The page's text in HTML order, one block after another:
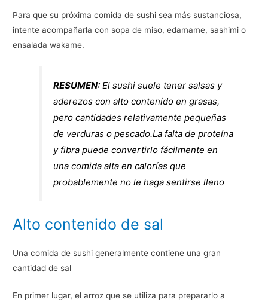
Para que su próxima comida de sushi sea más sustanciosa,
intente acompañarla con sopa de miso, edamame, sashimi o
ensalada wakame.
RESUMEN: El sushi suele tener salsas y
aderezos con alto contenido en grasas,
pero cantidades relativamente pequeñas
de verduras o pescado.La falta de proteína
y fibra puede convertirlo fácilmente en
una comida alta en calorías que
probablemente no le haga sentirse lleno
Alto contenido de sal
Una comida de sushi generalmente contiene una gran
cantidad de sal
En primer lugar, el arroz que se utiliza para prepararlo a